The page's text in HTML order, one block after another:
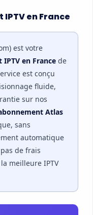
en France
est votre
en France de
est conçu
fluide,
sur nos
Atlas
sans
automatique
de frais
meilleure IPTV